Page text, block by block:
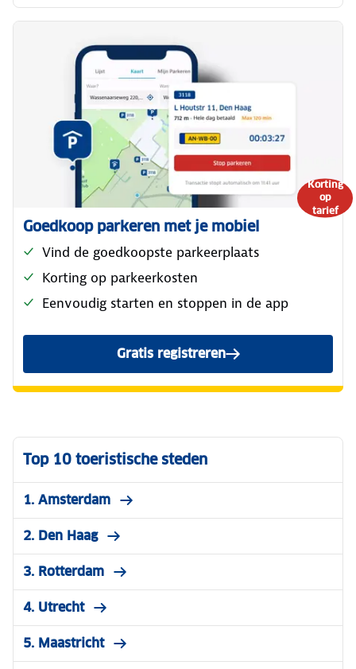
Korting
op
tarief
Goedkoop parkeren met je mobiel
Vind de goedkoopste parkeerplaats
Korting op parkeerkosten
Eenvoudig starten en stoppen in de app
Gratis registrerenGratis registreren
Top 10 toeristische steden
1. Amsterdam
2. Den Haag
3. Rotterdam
4. Utrecht
5. Maastricht